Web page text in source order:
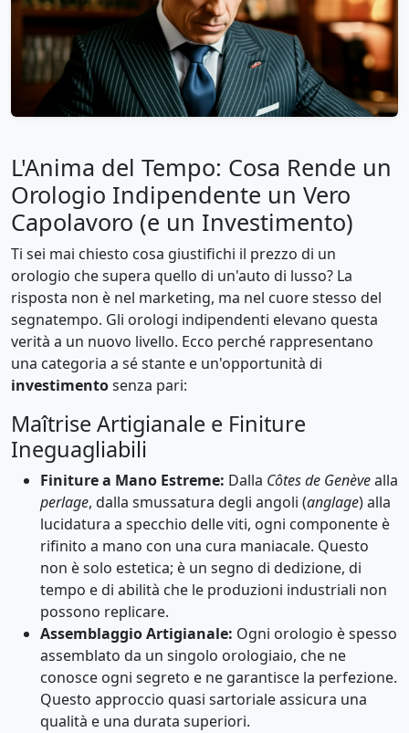
L'Anima del Tempo: Cosa Rende un
Orologio Indipendente un Vero
Capolavoro (e un Investimento)
Ti sei mai chiesto cosa giustifichi il prezzo di un
orologio che supera quello di un'auto di lusso? La
risposta non è nel marketing, ma nel cuore stesso del
segnatempo. Gli orologi indipendenti elevano questa
verità a un nuovo livello. Ecco perché rappresentano
una categoria a sé stante e un'opportunità di
investimentosenza pari:
Maîtrise Artigianale e Finiture
Ineguagliabili
Finiture a Mano Estreme: Dalla Côtes de Genèvealla
perlage, dalla smussatura degli angoli (anglage) alla
lucidatura a specchio delle viti, ogni componente è
rifinito a mano con una cura maniacale. Questo
non è solo estetica; è un segno di dedizione, di
tempo e di abilità che le produzioni industriali non
possono replicare.
Assemblaggio Artigianale: Ogni orologio è spesso
assemblato da un singolo orologiaio, che ne
conosce ogni segreto e ne garantisce la perfezione.
Questo approccio quasi sartoriale assicura una
qualità e una durata superiori.